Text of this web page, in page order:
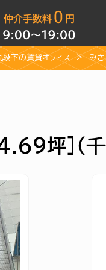
段下の賃貸オフィス みさ
坪]（千